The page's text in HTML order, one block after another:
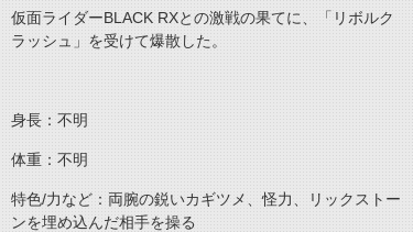
仮面ライダーBLACK RXとの激戦の果てに、「リボルク
ラッシュ」を受けて爆散した。
身長：不明
体重：不明
特色/力など：両腕の鋭いカギツメ、怪力、リックストー
ンを埋め込んだ相手を操る